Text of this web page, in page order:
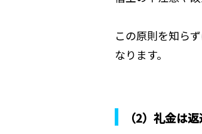
この原則を知ら
なります。
（2）礼金は